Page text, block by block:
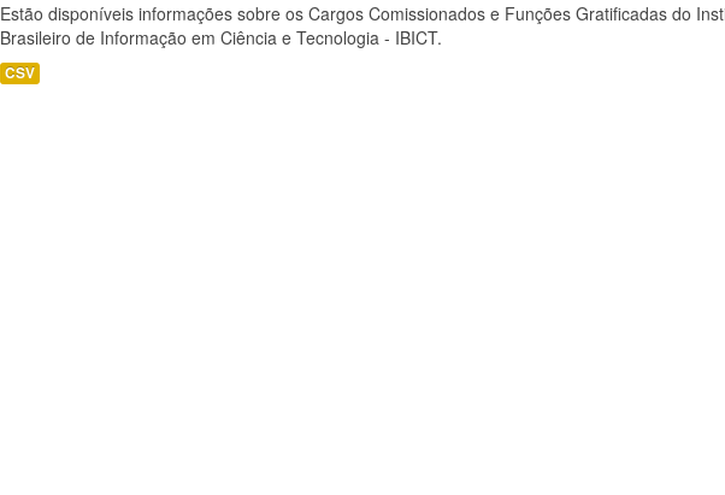
Estão disponíveis informações sobre os Cargos Comissionados e Funções Gratificadas do
Brasileiro de Informação em Ciência e Tecnologia - IBICT.
CSV